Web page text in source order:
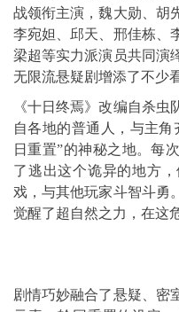
战领衔主演，魏大勋、胡
李宛妲、邱天、邢佳栋、
梁超等实力派演员共同演
无限流悬疑剧增添了不少
《十日终焉》改编自杀
自各地的普通人，与主
日重置”的神秘之地。每
了逃出这个诡异的地方
戏，与其他玩家斗智斗勇
觉醒了超自然之力，在这
剧情巧妙融合了悬疑、密